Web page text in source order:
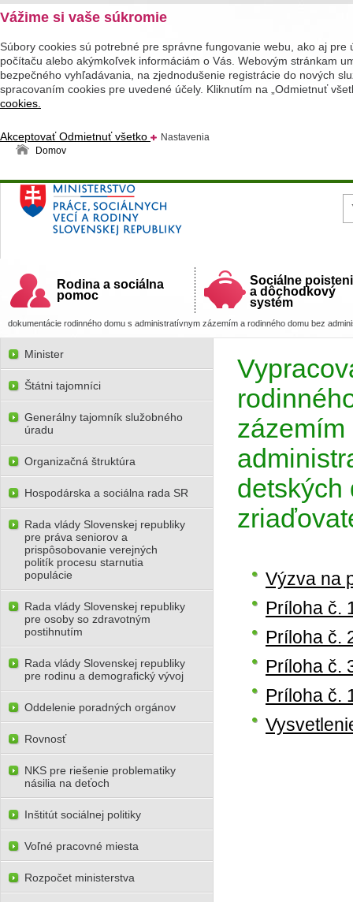
Vážime si vaše súkromie
Súbory cookies sú potrebné pre správne fungovanie webu, ako aj
počítaču alebo akýmkoľvek informáciám o Vás. Webovým stránkam
bezpečného vyhľadávania, na zjednodušenie registrácie do nových
spracovaním cookies pre uvedené účely. Kliknutím na „Odmietnuť
cookies.
AkceptovaťOdmietnuť všetko
Nastavenia
Domov
Ministerstvo práce, sociálnych vecí a rodiny
Slovenskej republiky
Rodina a sociálna
pomoc
Sociálne
a dôchodkový
systém
dokumentácie rodinného domu s administratívnym zázemím a rodinného domu bez
zázemím
detských
Výzva na
Príloha č.
Príloha č.
Príloha č.
Príloha č.
Minister
Štátni tajomníci
Generálny tajomník služobného
úradu
Organizačná štruktúra
Hospodárska a sociálna rada SR
Rada vlády Slovenskej republiky
pre práva seniorov a
prispôsobovanie verejných
politík procesu starnutia
populácie
Rada vlády Slovenskej republiky
pre osoby so zdravotným
postihnutím
Rada vlády Slovenskej republiky
pre rodinu a demografický vývoj
Oddelenie poradných orgánov
Rovnosť
NKS pre riešenie problematiky
násilia na deťoch
Inštitút sociálnej politiky
Voľné pracovné miesta
Rozpočet ministerstva